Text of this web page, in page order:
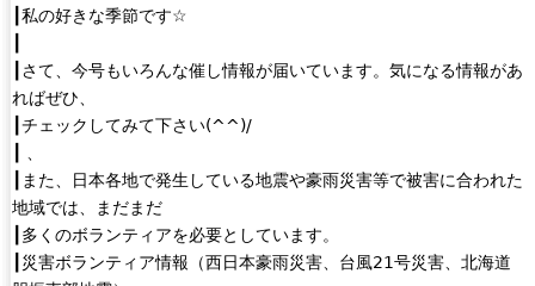
┃私の好きな季節です☆
┃さて、今号もいろんな催し情報が届いています。気になる情報があ
ればぜひ、
┃チェックしてみて下さい(^^)/
┃ 、
┃また、日本各地で発生している地震や豪雨災害等で被害に合われた
地域では、まだまだ
┃多くのボランティアを必要としています。
┃災害ボランティア情報（西日本豪雨災害、台風21号災害、北海道